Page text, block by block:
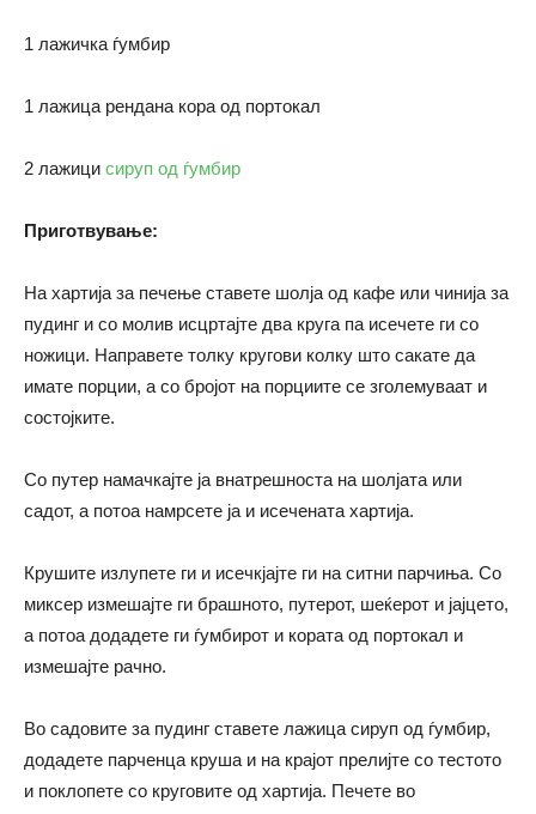
1 лажичка ѓумбир
1 лажица рендана кора од портокал
2 лажици сируп од ѓумбир
Приготвување:
На хартија за печење ставете шолја од кафе или чинија за
пудинг и со молив исцртајте два круга па исечете ги со
ножици. Направете толку кругови колку што сакате да
имате порции, а со бројот на порциите се зголемуваат и
состојките.
Со путер намачкајте ја внатрешноста на шолјата или
садот, а потоа намрсете ја и исечената хартија.
Крушите излупете ги и исечкјајте ги на ситни парчиња. Со
миксер измешајте ги брашното, путерот, шеќерот и јајцето,
а потоа додадете ги ѓумбирот и кората од портокал и
измешајте рачно.
Во садовите за пудинг ставете лажица сируп од ѓумбир,
додадете парченца круша и на крајот прелијте со тестото
и поклопете со круговите од хартија. Печете во